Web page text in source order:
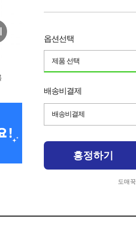
옵션선택
제품 선택
배송비결제
배송비결제
흥정하기
도매